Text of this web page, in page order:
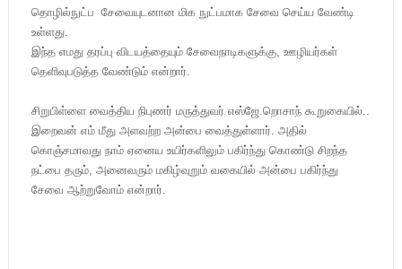
தொழில்நுட்ப சேவையுடனான மிக நுட்பமாக சேவை செய்ய வேண்டி
உள்ளது.
இந்த எமது தரப்பு விடயத்தையும் சேவைநாடிகளுக்கு, ஊழியர்கள்
தெளிவுபடுத்த வேண்டும் என்றார்.
சிறுபிள்ளை வைத்திய நிபுணர் மருத்துவர் எஸ்ஜே.றொசாந் கூறுகையில்..
இறைவன் எம் மீது அளவற்ற அன்பை வைத்துள்ளார். அதில்
கொஞ்சமாவது நாம் ஏனைய உயிர்களிலும் பகிர்ந்து கொண்டு சிறந்த
நட்பை தரும், அனைவரும் மகிழ்வுறும் வகையில் அன்பை பகிர்ந்து
சேவை ஆற்றுவோம் என்றார்.